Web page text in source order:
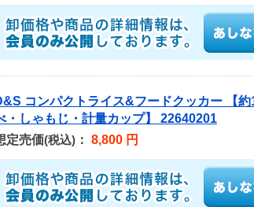
コンパクトライス&フードクッカー 【
・しゃもじ・計量カップ】 22640201
定売価(税込) ： 8,800 円